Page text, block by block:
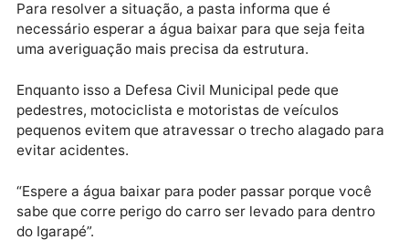
Por outro lado, os pescadores compareceram em
massa no igarapé para aproveitar a cheia e pegar
alguns peixes. Teve gente pescando com a própria
O que causou o
transbordamento?
Segundo a Secretaria Municipal de Serviços Básicos
(Semusb), a água do igarapé está passando por cima